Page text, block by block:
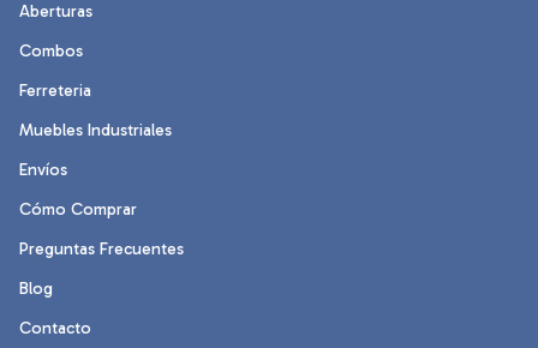
Aberturas
Combos
Ferreteria
Muebles Industriales
Envíos
Cómo Comprar
Preguntas Frecuentes
Blog
Contacto